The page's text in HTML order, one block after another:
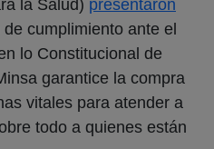
la Salud) presentaron
cumplimiento ante el
lo Constitucional de
garantice la compra
vitales para atender a
todo a quienes están